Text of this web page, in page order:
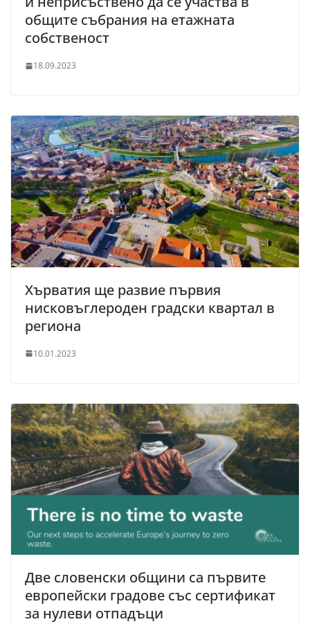
общите събрания на етажната
собственост
18.09.2023
Хърватия ще развие първия
нисковъглероден градски квартал в
региона
10.01.2023
Две словенски общини са първите
европейски градове със сертификат
за нулеви отпадъци